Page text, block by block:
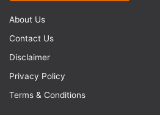
About Us
Contact Us
Disclaimer
Privacy Policy
Terms & Conditions